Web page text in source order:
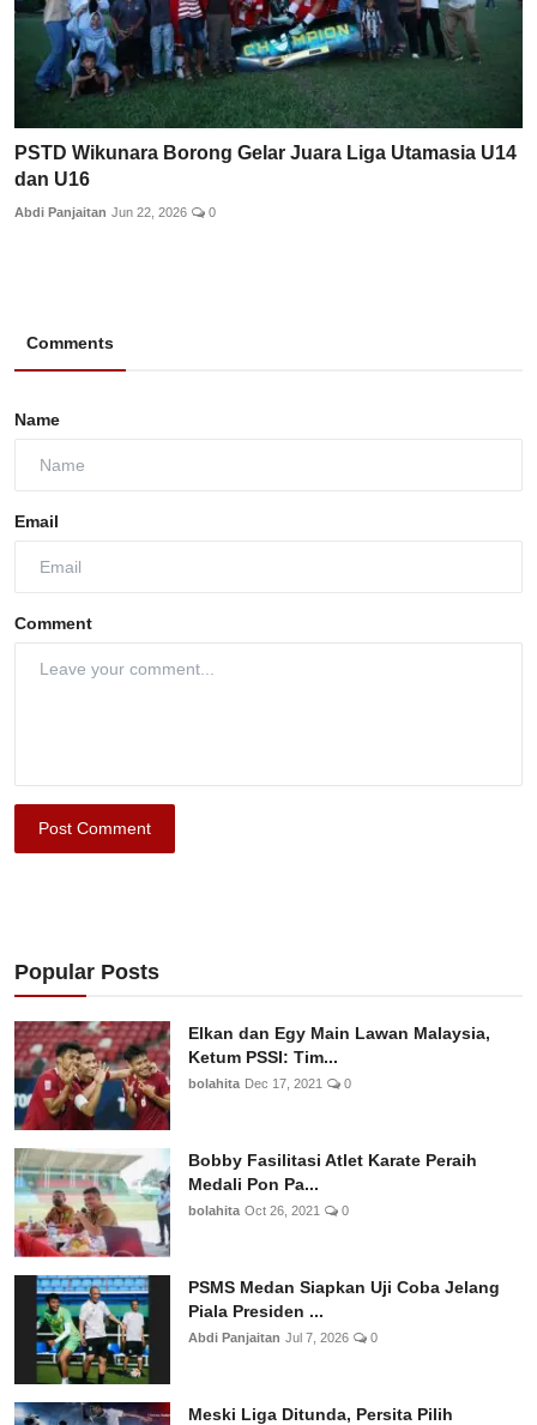
PSTD Wikunara Borong Gelar Juara Liga Utamasia U14
dan U16
Abdi Panjaitan Jun 22, 2026 0
Comments
Name
Email
Comment
Post Comment
Popular Posts
Elkan dan Egy Main Lawan Malaysia,
Ketum PSSI: Tim...
bolahita Dec 17, 2021 0
Bobby Fasilitasi Atlet Karate Peraih
Medali Pon Pa...
bolahita Oct 26, 2021 0
PSMS Medan Siapkan Uji Coba Jelang
Piala Presiden ...
Abdi Panjaitan Jul 7, 2026 0
Meski Liga Ditunda, Persita Pilih